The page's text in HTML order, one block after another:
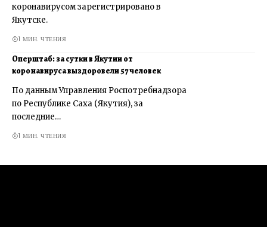
коронавирусом зарегистрировано в
Якутске.
1 МИН. ЧТЕНИЯ
Оперштаб: за сутки в Якутии от
коронавируса выздоровели 57 человек
По данным Управления Роспотребнадзора
по Республике Саха (Якутия), за
последние…
1 МИН. ЧТЕНИЯ